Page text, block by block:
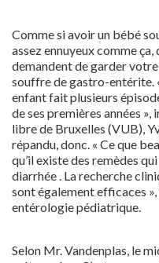
Comme si avoir un bébé
assez ennuyeux comme
demandent de garder
souffre de gastro-entérite.
enfant fait plusieurs
de ses premières années
libre de Bruxelles (VUB),
répandu, donc. « Ce que
qu’il existe des remèdes
diarrhée . La recherche
sont également efficaces
entérologie pédiatrique.
Selon Mr. Vandenplas, le